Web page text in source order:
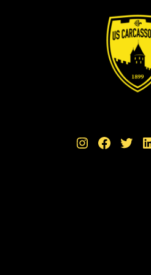
Instagram Facebook Twitter LinkedIn